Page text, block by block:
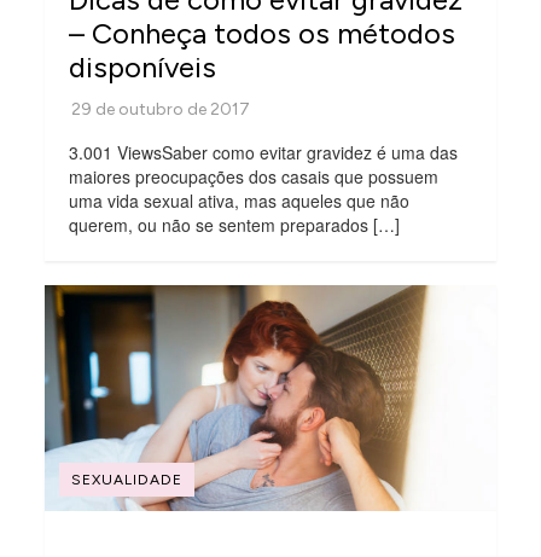
– Conheça todos os métodos
disponíveis
3.001 ViewsSaber como evitar gravidez é uma das
maiores preocupações dos casais que possuem
uma vida sexual ativa, mas aqueles que não
querem, ou não se sentem preparados […]
SEXUALIDADE